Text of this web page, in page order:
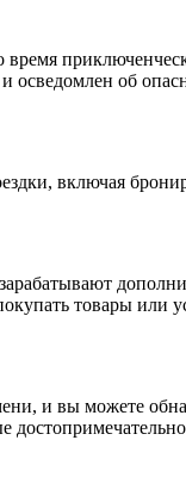
осведомлен об
включая
товары
и вы можете